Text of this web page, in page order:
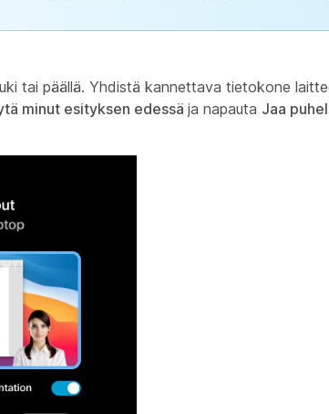
tai päällä. Yhdistä kannettava tietokone
minut esityksen edessä ja napauta Jaa